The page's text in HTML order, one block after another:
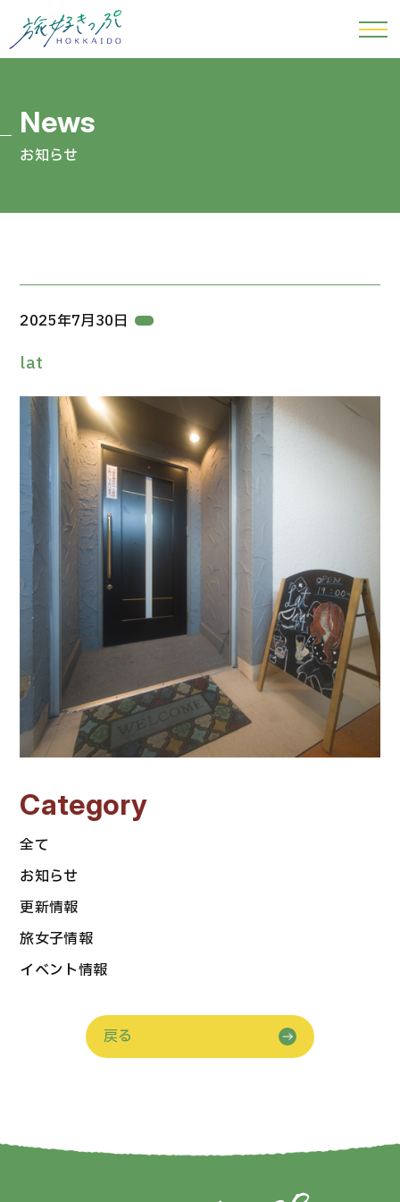
お知らせ
2025年7月30日
lat
Category
全て
お知らせ
更新情報
旅女子情報
イベント情報
戻る